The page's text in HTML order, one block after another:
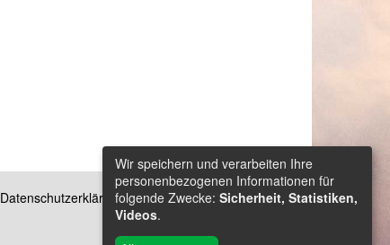
Datenschutzerklärung
Kontakt
Wir speichern und verarbeiten Ihre
personenbezogenen Informationen für
folgende Zwecke: Sicherheit, Statistiken,
Videos.